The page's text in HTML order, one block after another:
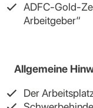
ADFC-Gold-
Arbeitgeber“
Allgemeine
Der